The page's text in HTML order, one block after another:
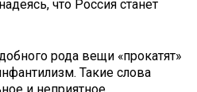
что Россия станет
рода вещи «прокатят»
Такие слова